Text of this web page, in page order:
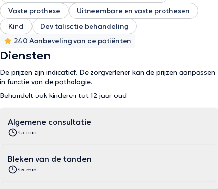
Vaste prothese
Uitneembare en vaste prothesen
Kind
Devitalisatie behandeling
240 Aanbeveling van de patiënten
Diensten
De prijzen zijn indicatief. De zorgverlener kan de prijzen aanpassen
in functie van de pathologie.
Behandelt ook kinderen tot 12 jaar oud
Algemene consultatie
45 min
Bleken van de tanden
45 min